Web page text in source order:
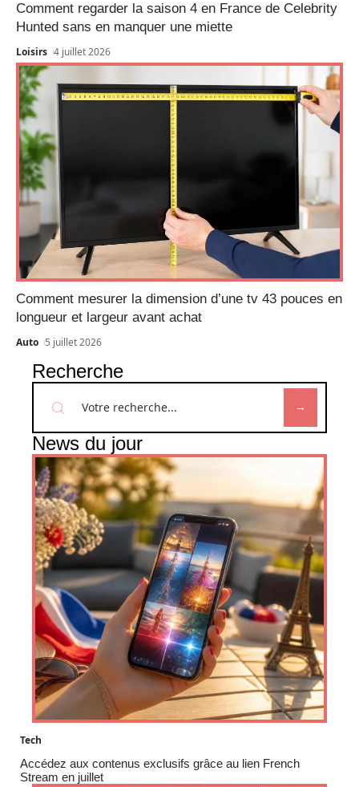
Comment regarder la saison 4 en France de Celebrity
Hunted sans en manquer une miette
Loisirs 4 juillet 2026
Comment mesurer la dimension d’une tv 43 pouces en
longueur et largeur avant achat
Auto 5 juillet 2026
Recherche
News du jour
Tech
Accédez aux contenus exclusifs grâce au lien French
Stream en juillet